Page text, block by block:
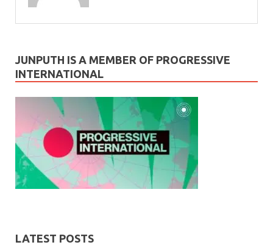
JUNPUTH IS A MEMBER OF PROGRESSIVE
INTERNATIONAL
LATEST POSTS